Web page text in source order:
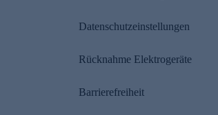
Datenschutzeinstellungen
Rücknahme Elektrogeräte
Barrierefreiheit